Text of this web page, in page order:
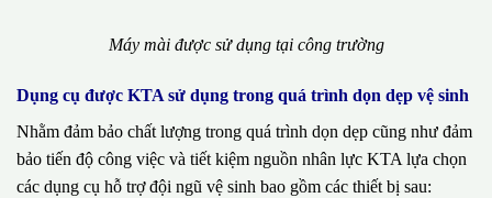
Máy mài được sử dụng tại công trường
Dụng cụ được KTA sử dụng trong quá trình dọn dẹp vệ sinh
Nhằm đảm bảo chất lượng trong quá trình dọn dẹp cũng như đảm
bảo tiến độ công việc và tiết kiệm nguồn nhân lực KTA lựa chọn
các dụng cụ hỗ trợ đội ngũ vệ sinh bao gồm các thiết bị sau: